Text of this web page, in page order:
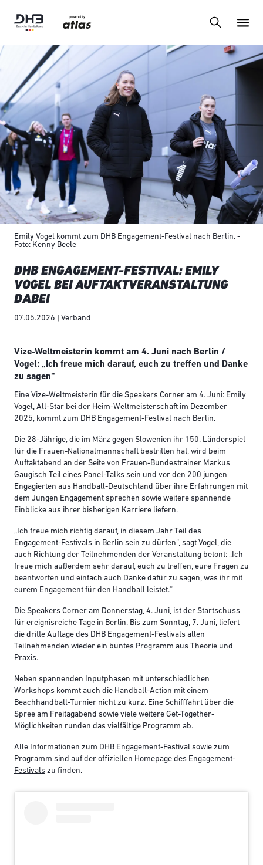
Emily Vogel kommt zum DHB Engagement-Festival nach Berlin. -
Foto: Kenny Beele
DHB ENGAGEMENT-FESTIVAL: EMILY
VOGEL BEI AUFTAKTVERANSTALTUNG
DABEI
07.05.2026 | Verband
Vize-Weltmeisterin kommt am 4. Juni nach Berlin /
Vogel: „Ich freue mich darauf, euch zu treffen und Danke
zu sagen“
Eine Vize-Weltmeisterin für die Speakers Corner am 4. Juni: Emily
Vogel, All-Star bei der Heim-Weltmeisterschaft im Dezember
2025, kommt zum DHB Engagement-Festival nach Berlin.
Die 28-Jährige, die im März gegen Slowenien ihr 150. Länderspiel
für die Frauen-Nationalmannschaft bestritten hat, wird beim
Auftaktabend an der Seite von Frauen-Bundestrainer Markus
Gaugisch Teil eines Panel-Talks sein und vor den 200 jungen
Engagierten aus Handball-Deutschland über ihre Erfahrungen mit
dem Jungen Engagement sprechen sowie weitere spannende
Einblicke aus ihrer bisherigen Karriere liefern.
„Ich freue mich richtig darauf, in diesem Jahr Teil des
Engagement-Festivals in Berlin sein zu dürfen“, sagt Vogel, die
auch Richtung der Teilnehmenden der Veranstaltung betont: „Ich
freue mich außerdem sehr darauf, euch zu treffen, eure Fragen zu
beantworten und einfach auch Danke dafür zu sagen, was ihr mit
eurem Engagement für den Handball leistet.“
Die Speakers Corner am Donnerstag, 4. Juni, ist der Startschuss
für ereignisreiche Tage in Berlin. Bis zum Sonntag, 7. Juni, liefert
die dritte Auflage des DHB Engagement-Festivals allen
Teilnehmenden wieder ein buntes Programm aus Theorie und
Praxis.
Neben spannenden Inputphasen mit unterschiedlichen
Workshops kommt auch die Handball-Action mit einem
Beachhandball-Turnier nicht zu kurz. Eine Schifffahrt über die
Spree am Freitagabend sowie viele weitere Get-Together-
Möglichkeiten runden das vielfältige Programm ab.
Alle Informationen zum DHB Engagement-Festival sowie zum
Programm sind auf der offiziellen Homepage des Engagement-
Festivals zu finden.